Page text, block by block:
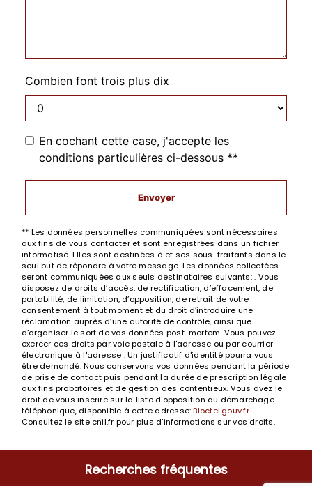
Combien font trois plus dix
En cochant cette case, j'accepte les
conditions particulières ci-dessous **
Envoyer
** Les données personnelles communiquées sont nécessaires
aux fins de vous contacter et sont enregistrées dans un fichier
informatisé. Elles sont destinées à et ses sous-traitants dans le
seul but de répondre à votre message. Les données collectées
seront communiquées aux seuls destinataires suivants: . Vous
disposez de droits d’accès, de rectification, d’effacement, de
portabilité, de limitation, d’opposition, de retrait de votre
consentement à tout moment et du droit d’introduire une
réclamation auprès d’une autorité de contrôle, ainsi que
d’organiser le sort de vos données post-mortem. Vous pouvez
exercer ces droits par voie postale à l'adresse ou par courrier
électronique à l'adresse . Un justificatif d'identité pourra vous
être demandé. Nous conservons vos données pendant la période
de prise de contact puis pendant la durée de prescription légale
aux fins probatoires et de gestion des contentieux. Vous avez le
droit de vous inscrire sur la liste d'opposition au démarchage
téléphonique, disponible à cette adresse:Bloctel.gouv.fr.
Consultez le site cnil.fr pour plus d’informations sur vos droits.
Recherches fréquentes